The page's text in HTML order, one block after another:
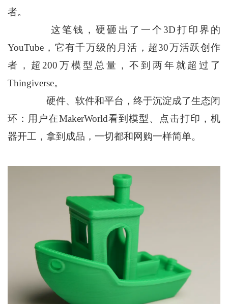
者。
这笔钱，硬砸出了一个3D打印界的
YouTube，它有千万级的月活，超30万活跃创作
者，超200万模型总量，不到两年就超过了
Thingiverse。
硬件、软件和平台，终于沉淀成了生态闭
环：用户在MakerWorld看到模型、点击打印，机
器开工，拿到成品，一切都和网购一样简单。